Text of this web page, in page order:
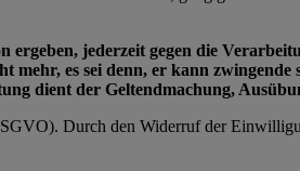
jederzeit gegen die
mehr, es sei denn, er kann
dient der Geltendmachung,
Durch den Widerruf der